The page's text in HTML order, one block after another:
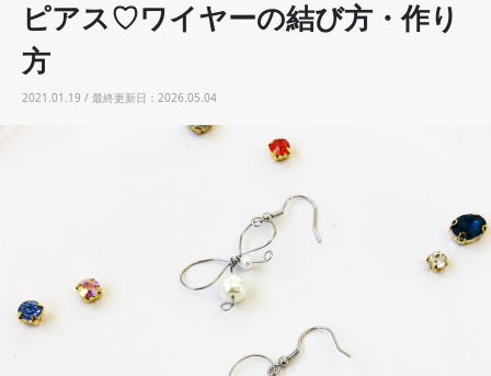
ピアス♡ワイヤーの結び方・作り
方
2021.01.19 / 最終更新日：2026.05.04